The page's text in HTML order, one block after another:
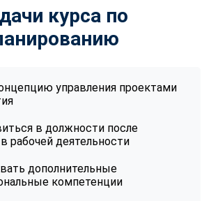
курса по
управления проектами
в должности после
рабочей деятельности
дополнительные
компетенции